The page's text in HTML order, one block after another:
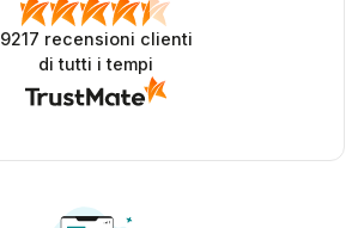
9217 recensioni clienti
di tutti i tempi